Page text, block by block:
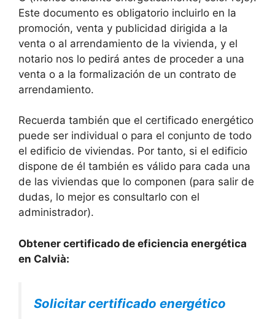
Este documento es obligatorio incluirlo en la
promoción, venta y publicidad dirigida a la
venta o al arrendamiento de la vivienda, y el
notario nos lo pedirá antes de proceder a una
venta o a la formalización de un contrato de
arrendamiento.
Recuerda también que el certificado energético
puede ser individual o para el conjunto de todo
el edificio de viviendas. Por tanto, si el edificio
dispone de él también es válido para cada una
de las viviendas que lo componen (para salir de
dudas, lo mejor es consultarlo con el
administrador).
Obtener certificado de eficiencia energética
en Calvià:
Solicitar certificado energético